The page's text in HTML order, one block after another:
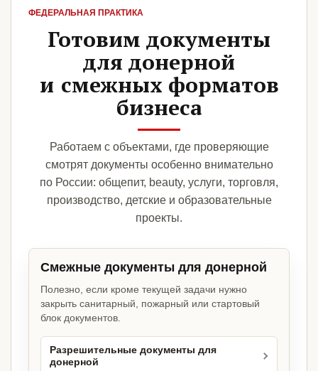
ФЕДЕРАЛЬНАЯ ПРАКТИКА
Готовим документы
для донерной
и смежных форматов
бизнеса
Работаем с объектами, где проверяющие
смотрят документы особенно внимательно
по России: общепит, beauty, услуги, торговля,
производство, детские и образовательные
проекты.
Смежные документы для донерной
Полезно, если кроме текущей задачи нужно
закрыть санитарный, пожарный или стартовый
блок документов.
Разрешительные документы для
донерной